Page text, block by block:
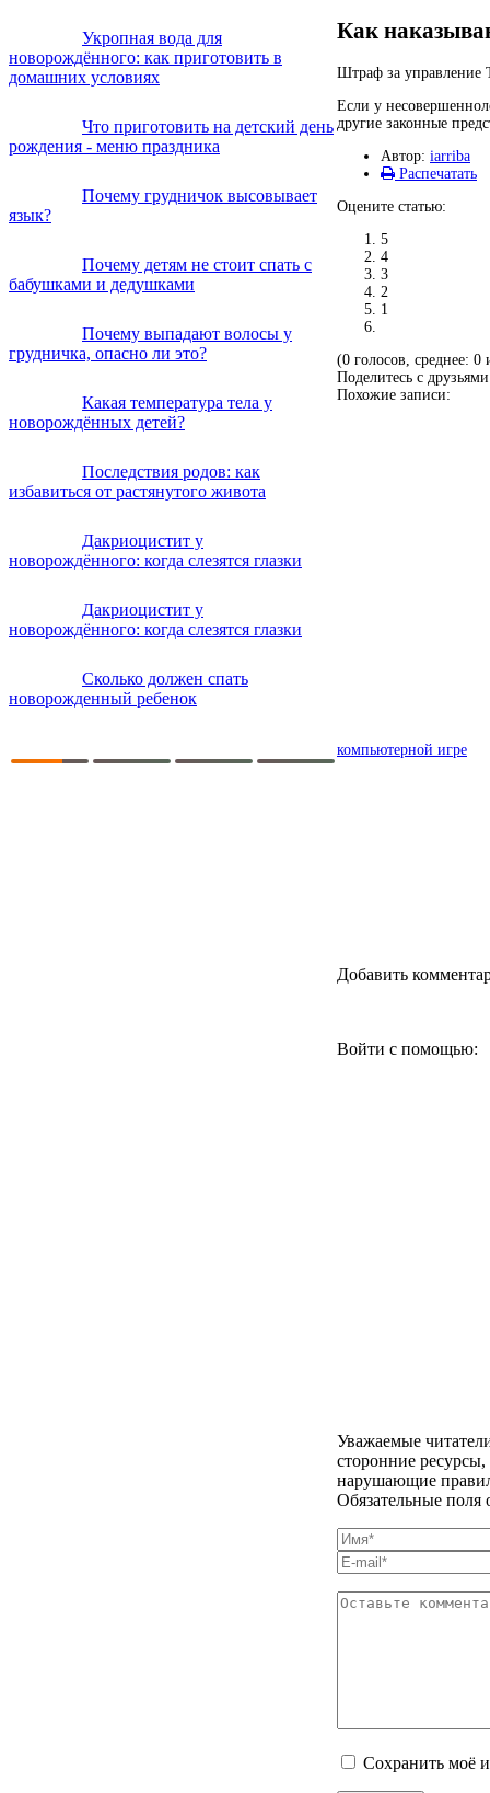
Укропная вода для
новорождённого: как приготовить в
домашних условиях
Что приготовить на детский день
рождения - меню праздника
Почему грудничок высовывает
язык?
Почему детям не стоит спать с
бабушками и дедушками
Почему выпадают волосы у
грудничка, опасно ли это?
Какая температура тела у
новорождённых детей?
Последствия родов: как
избавиться от растянутого живота
Дакриоцистит у
новорождённого: когда слезятся глазки
Дакриоцистит у
новорождённого: когда слезятся глазки
Сколько должен спать
новорожденный ребенок
Как
Штраф за управление
Если у
другие законные
Автор: iarriba
Распечатать
Оцените статью:
5
4
3
2
1
(0 голосов, среднее: 0
Поделитесь с
Похожие записи:
компьютерной игре
Добавить
Войти с помощью:
Уважаемые
сторонние
нарушающие
Обязательные поля
Сохранить моё